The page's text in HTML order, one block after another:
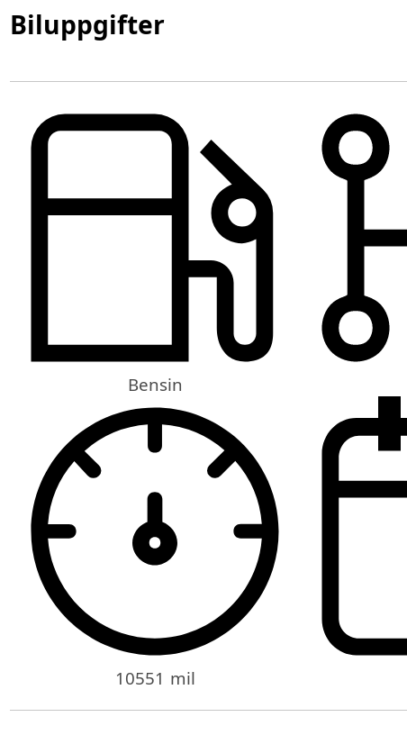
Biluppgifter
Bensin
10551 mil